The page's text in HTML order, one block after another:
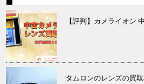
【評判】カメライオン
タムロンのレンズの買